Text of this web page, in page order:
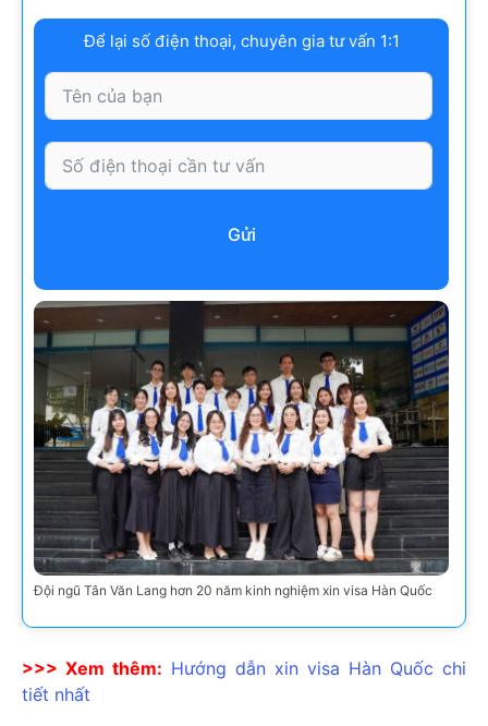
Để lại số điện thoại, chuyên gia tư vấn 1:1
Gửi
Đội ngũ Tân Văn Lang hơn 20 năm kinh nghiệm xin visa Hàn Quốc
>>> Xem thêm: Hướng dẫn xin visa Hàn Quốc chi
tiết nhất